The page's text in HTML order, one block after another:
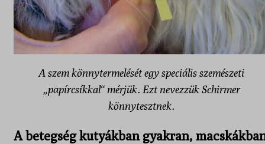
A szem könnytermelését egy speciális szemészeti
„papírcsíkkal“ mérjük. Ezt nevezzük Schirmer
könnytesztnek.
A betegség kutyákban gyakran,